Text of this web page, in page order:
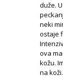
duže.
neki
ostaje
ova
kožu.
na koži.